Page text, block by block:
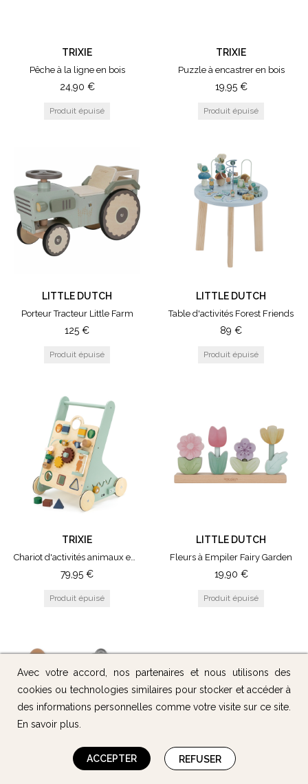
TRIXIE
Pêche à la ligne en bois
24,90 €
TRIXIE
Puzzle à encastrer en bois
19,95 €
LITTLE DUTCH
Porteur Tracteur Little Farm
125 €
LITTLE DUTCH
Table d'activités Forest Friends
89 €
TRIXIE
Chariot d'activités animaux en bois
79,95 €
LITTLE DUTCH
Fleurs à Empiler Fairy Garden
19,90 €
Avec votre accord, nos partenaires et nous utilisons des
cookies ou technologies similaires pour stocker et accéder à
des informations personnelles comme votre visite sur ce site.
En savoir plus
ACCEPTER REFUSER